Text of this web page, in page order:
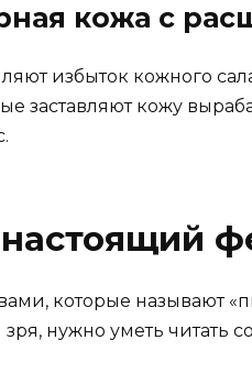
кожа с
избыток кожного
заставляют кожу
настоящий
которые называют
нужно уметь читать